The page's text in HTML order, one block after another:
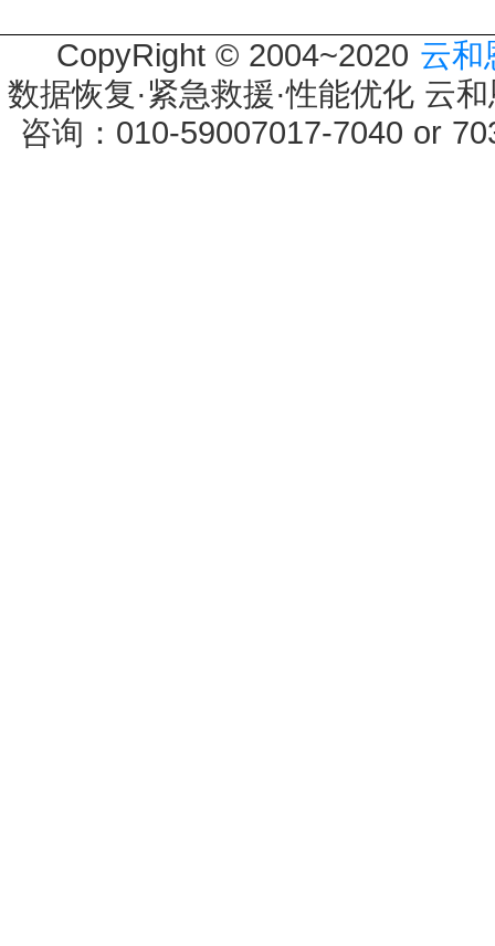
CopyRight © 2004~2020 云和
数据恢复·紧急救援·性能优化 云
咨询：010-59007017-7040 or